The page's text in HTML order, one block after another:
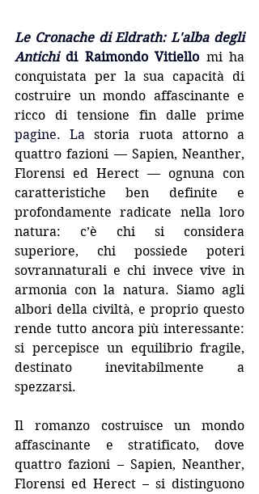
Le Cronache di Eldrath: L'alba degli
Antichi di Raimondo Vitiello mi ha
conquistata per la sua capacità di
costruire un mondo affascinante e
pagine. La storia ruota attorno a
quattro fazioni — Sapien, Neanther,
Florensi ed Herect — ognuna con
caratteristiche ben definite e
profondamente radicate nella loro
natura: c’è chi si considera
superiore, chi possiede poteri
sovrannaturali e chi invece vive in
armonia con la natura. Siamo agli
albori della civiltà, e proprio questo
rende tutto ancora più interessante:
si percepisce un equilibrio fragile,
destinato inevitabilmente a
spezzarsi.
Il romanzo costruisce un mondo
affascinante e stratificato, dove
quattro fazioni – Sapien, Neanther,
Florensi ed Herect – si distinguono